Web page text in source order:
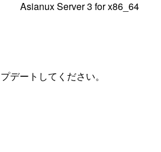
Asianux Server 3 for x86_64
デートしてください。